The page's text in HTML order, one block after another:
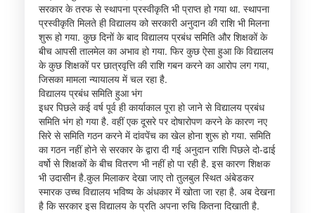
सरकार के तरफ से स्थापना प्रस्वीकृति भी प्राप्त हो गया था. स्थापना
प्रस्वीकृति मिलते ही विद्यालय को सरकारी अनुदान की राशि भी मिलना
शुरू हो गया. कुछ दिनों के बाद विद्यालय प्रबंध समिति और शिक्षकों के
बीच आपसी तालमेल का अभाव हो गया. फिर कुछ ऐसा हुआ कि विद्यालय
के कुछ शिक्षकों पर छात्रवृत्ति की राशि गबन करने का आरोप लग गया,
जिसका मामला न्यायालय में चल रहा है.
विद्यालय प्रबंध समिति हुआ भंग
इधर पिछले कई वर्ष पूर्व ही कार्याकाल पूरा हो जाने से विद्यालय प्रबंध
समिति भंग हो गया है. वहीं एक दूसरे पर दोषारोपण करने के कारण नए
सिरे से समिति गठन करने में दांवपेंच का खेल होना शुरू हो गया. समिति
का गठन नहीं होने से सरकार के द्वारा दी गई अनुदान राशि पिछले दो-ढाई
वर्षो से शिक्षकों के बीच वितरण भी नहीं हो पा रही है. इस कारण शिक्षक
भी उदासीन है.कुल मिलाकर देखा जाए तो तुलबुल स्थित अंबेडकर
स्मारक उच्च विद्यालय भविष्य के अंधकार में खोता जा रहा है. अब देखना
है कि सरकार इस विद्यालय के प्रति अपना रुचि कितना दिखाती है.